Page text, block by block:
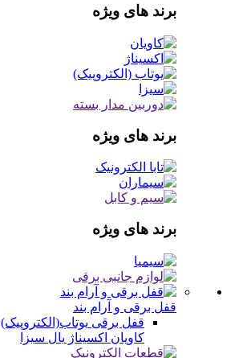
برند های ویژه
برند های ویژه
برند های ویژه
قفل برقی و آرام بند
قفل برقی یوتاب(الکتروپیک)
کاویان اکسیناژ یال سیزا